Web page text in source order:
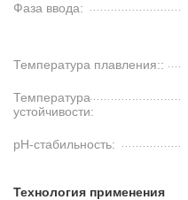
Фаза ввода:
Температура плавления::
Температура
устойчивости:
pH-стабильность:
Технология применения